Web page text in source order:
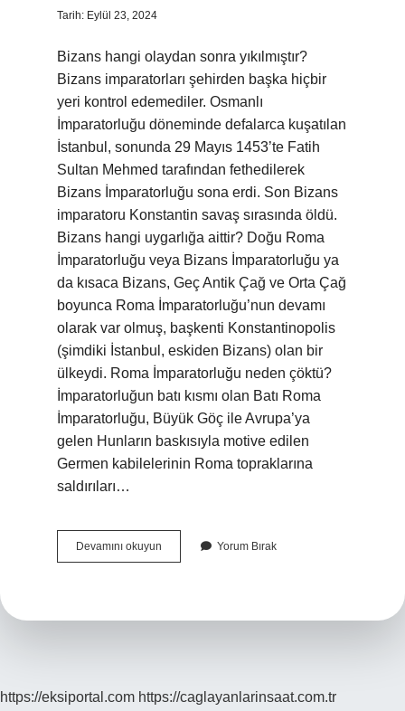
Tarih: Eylül 23, 2024
Bizans hangi olaydan sonra yıkılmıştır?
Bizans imparatorları şehirden başka hiçbir
yeri kontrol edemediler. Osmanlı
İmparatorluğu döneminde defalarca kuşatılan
İstanbul, sonunda 29 Mayıs 1453’te Fatih
Sultan Mehmed tarafından fethedilerek
Bizans İmparatorluğu sona erdi. Son Bizans
imparatoru Konstantin savaş sırasında öldü.
Bizans hangi uygarlığa aittir? Doğu Roma
İmparatorluğu veya Bizans İmparatorluğu ya
da kısaca Bizans, Geç Antik Çağ ve Orta Çağ
boyunca Roma İmparatorluğu’nun devamı
olarak var olmuş, başkenti Konstantinopolis
(şimdiki İstanbul, eskiden Bizans) olan bir
ülkeydi. Roma İmparatorluğu neden çöktü?
İmparatorluğun batı kısmı olan Batı Roma
İmparatorluğu, Büyük Göç ile Avrupa’ya
gelen Hunların baskısıyla motive edilen
Germen kabilelerinin Roma topraklarına
saldırıları…
Devamını okuyun
Imparatorluğunun
Yorum Bırak
https://eksiportal.com https://caglayanlarinsaat.com.tr